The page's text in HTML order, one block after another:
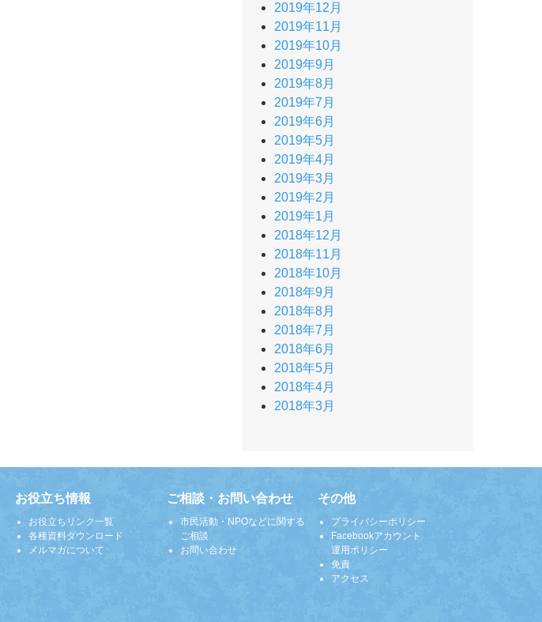
2019年12月
2019年11月
2019年10月
2019年9月
2019年8月
2019年7月
2019年6月
2019年5月
2019年4月
2019年3月
2019年2月
2019年1月
2018年12月
2018年11月
2018年10月
2018年9月
2018年8月
2018年7月
2018年6月
2018年5月
2018年4月
2018年3月
お役立ち情報
お役立ちリンク一覧
各種資料ダウンロード
メルマガについて
ご相談・お問い合わせ
市民活動・NPOなどに関する
ご相談
お問い合わせ
その他
プライバシーポリシー
Facebookアカウント
運用ポリシー
免責
アクセス